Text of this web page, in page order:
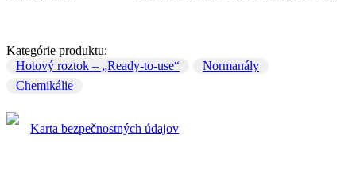
Kategórie produktu:
Hotový roztok – „Ready-to-use“
Normanály
Chemikálie
Karta bezpečnostných údajov